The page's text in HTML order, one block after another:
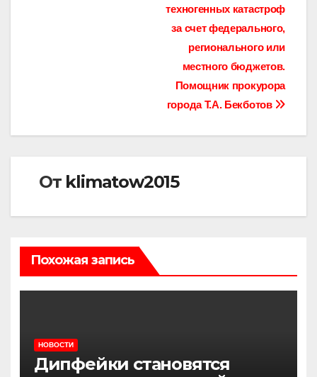
техногенных катастроф
за счет федерального,
регионального или
местного бюджетов.
Помощник прокурора
города Т.А. Бекботов
От klimatow2015
Похожая запись
НОВОСТИ
Дипфейки становятся